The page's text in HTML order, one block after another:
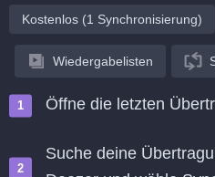
Kostenlos (1 Synchronisierung)
Wiedergabelisten
Öffne die letzten
Suche deine